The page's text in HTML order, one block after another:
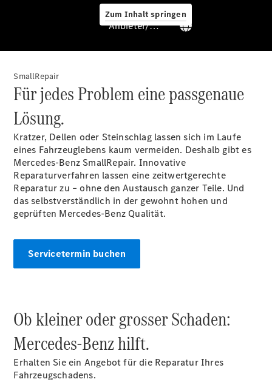
Zum Inhalt springen
Service &
Zubehör
buchen
Digitale
Extras
Ladelösungen
Unterwegs
laden
Pannen- &
Räder &
Reifen
Wartung,
Anbieter/Datenschutz
SmallRepair
Für jedes Problem eine passgenaue
Lösung.
Kratzer, Dellen oder Steinschlag lassen sich im Laufe
eines Fahrzeuglebens kaum vermeiden. Deshalb gibt es
Mercedes-Benz SmallRepair. Innovative
Reparaturverfahren lassen eine zeitwertgerechte
Reparatur zu – ohne den Austausch ganzer Teile. Und
das selbstverständlich in der gewohnt hohen und
geprüften Mercedes-Benz Qualität.
Servicetermin buchen
Ob kleiner oder grosser Schaden:
Mercedes-Benz hilft.
Erhalten Sie ein Angebot für die Reparatur Ihres
Fahrzeugschadens.